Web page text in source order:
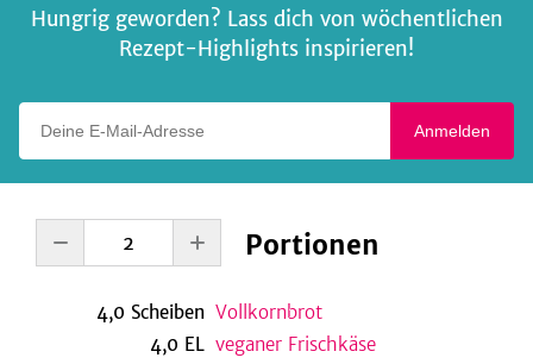
Hungrig geworden? Lass dich von wöchentlichen
Rezept-Highlights inspirieren!
Anmelden
Portionen
4,0 Scheiben Vollkornbrot
4,0 EL veganer Frischkäse